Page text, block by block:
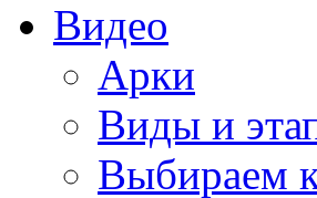
Видео
Арки
Виды и
Выбираем